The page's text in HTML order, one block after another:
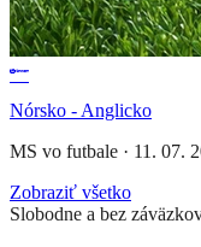
Nórsko - Anglicko
MS vo futbale · 11. 07.
Zobraziť všetko
Slobodne a bez